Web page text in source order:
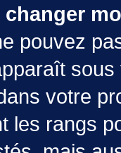
pouvez
votre
les rangs